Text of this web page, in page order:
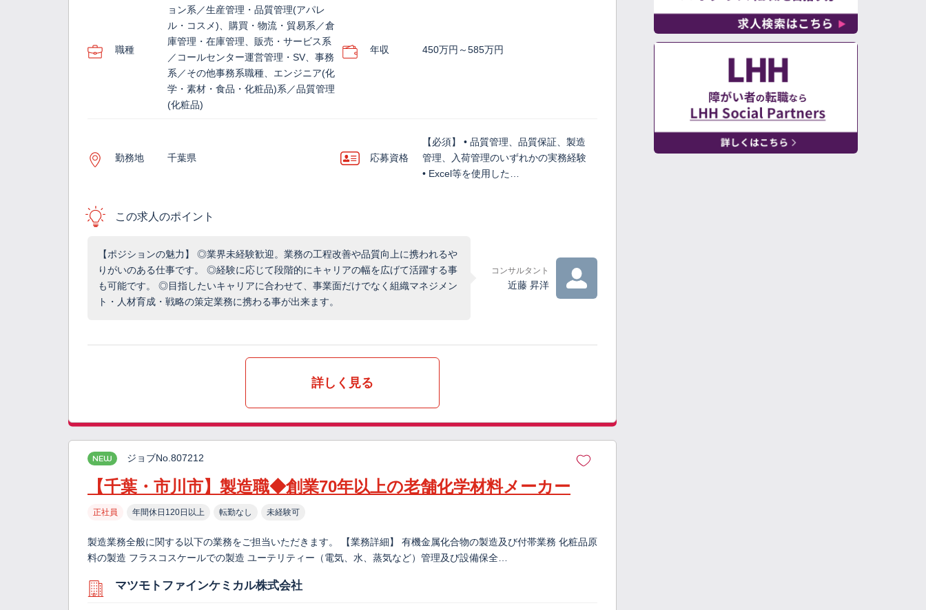
職種
ョン系／生産管理・品質管理(アパレ
ル・コスメ)、購買・物流・貿易系／倉
庫管理・在庫管理、販売・サービス系
／コールセンター運営管理・SV、事務
系／その他事務系職種、エンジニア(化
学・素材・食品・化粧品)系／品質管理
(化粧品)
年収 450万円～585万円
勤務地 千葉県 応募資格
【必須】 • 品質管理、品質保証、製造
管理、入荷管理のいずれかの実務経験
• Excel等を使用した…
この求人のポイント
【ポジションの魅力】 ◎業界未経験歓迎。業務の工程改善や品質向上に携われるや
りがいのある仕事です。 ◎経験に応じて段階的にキャリアの幅を広げて活躍する事
も可能です。 ◎目指したいキャリアに合わせて、事業面だけでなく組織マネジメン
ト・人材育成・戦略の策定業務に携わる事が出来ます。
コンサルタント
近藤 昇洋
詳しく見る
NEW ジョブNo.807212
【千葉・市川市】製造職◆創業70年以上の老舗化学材料メーカー
正社員 年間休日120日以上 転勤なし 未経験可
製造業務全般に関する以下の業務をご担当いただきます。 【業務詳細】 有機金属化合物の製造及び付帯業務 化粧品原
料の製造 フラスコスケールでの製造 ユーテリティー（電気、水、蒸気など）管理及び設備保全…
マツモトファインケミカル株式会社